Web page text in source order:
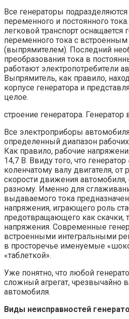
Все генераторы
переменного и постоянного
легковой транспорт оснащается
переменного тока с
(выпрямителем). Последний
преобразования тока в
работают электропотребители
Выпрямитель, как правило,
корпусе генератора и
целое.
строение генератора. Генератор
Все электроприборы
определенный диапазон
Как правило, рабочие
14,7 В. Ввиду того, что
коленчатому валу двигателя, от
скорости движения автомобиля,
разному. Именно для
выдаваемого тока
напряжения, играющего роль
предотвращающего как скачки,
напряжения. Современные
встроенными интегральными
в просторечье именуемые
«таблеткой».
Уже понятно, что любой
сложный агрегат, чрезвычайно
автомобиля.
Виды неисправностей